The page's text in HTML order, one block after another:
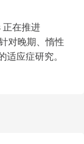
正在推进
对晚期、惰性
适应症研究。